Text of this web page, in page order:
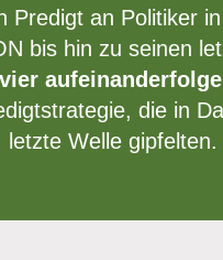
Predigt an Politiker
bis hin zu seinen
vier
die in
letzte Welle gipfelten.